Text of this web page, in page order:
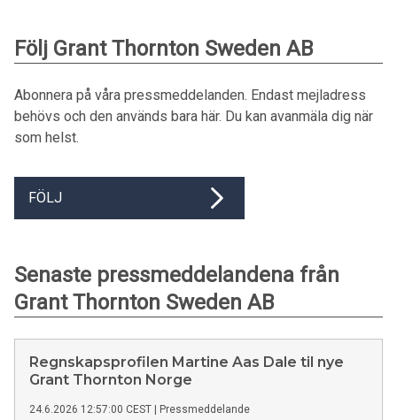
Följ Grant Thornton Sweden AB
Abonnera på våra pressmeddelanden. Endast mejladress
behövs och den används bara här. Du kan avanmäla dig när
som helst.
FÖLJ
Senaste pressmeddelandena från
Grant Thornton Sweden AB
Regnskapsprofilen Martine Aas Dale til nye
Grant Thornton Norge
24.6.2026 12:57:00 CEST | Pressmeddelande